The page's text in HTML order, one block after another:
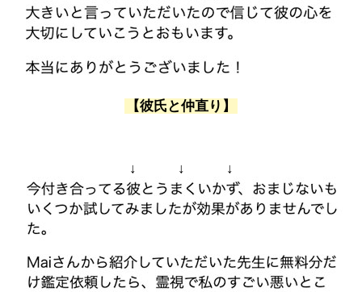
【彼氏と仲直り】
↓ ↓ ↓